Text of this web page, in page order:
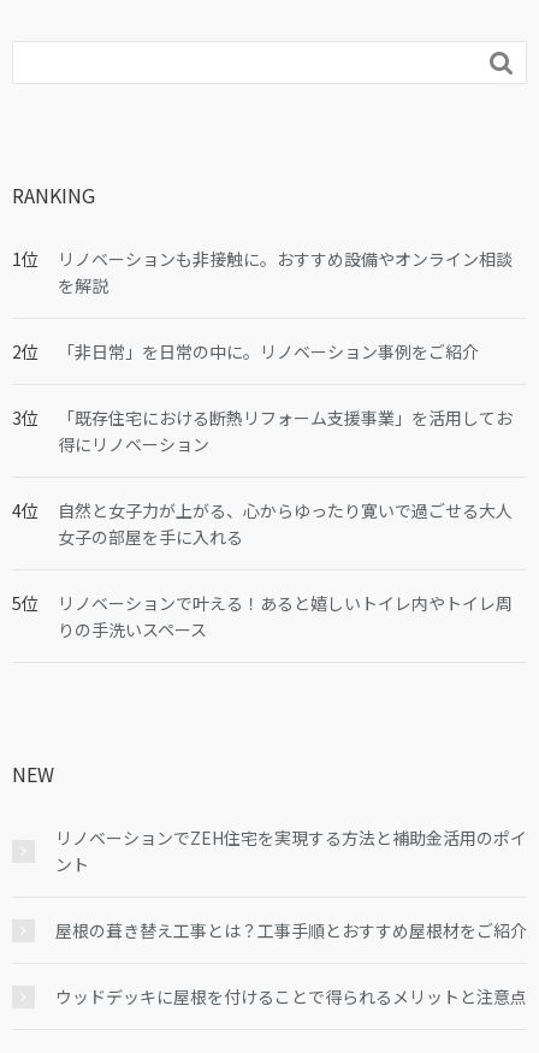

RANKING
リノベーションも非接触に。おすすめ設備やオンライン相談
を解説
「非日常」を日常の中に。リノベーション事例をご紹介
「既存住宅における断熱リフォーム支援事業」を活用してお
得にリノベーション
自然と女子力が上がる、心からゆったり寛いで過ごせる大人
女子の部屋を手に入れる
リノベーションで叶える！あると嬉しいトイレ内やトイレ周
りの手洗いスペース
NEW
リノベーションでZEH住宅を実現する方法と補助金活用のポイ
ント
屋根の葺き替え工事とは？工事手順とおすすめ屋根材をご紹介
ウッドデッキに屋根を付けることで得られるメリットと注意点